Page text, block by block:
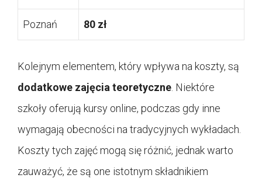
Poznań 80 zł
Kolejnym elementem, który wpływa na koszty, są
dodatkowe zajęcia teoretyczne . Niektóre
szkoły oferują kursy online, podczas gdy inne
wymagają obecności na tradycyjnych wykładach.
Koszty tych zajęć mogą się różnić, jednak warto
zauważyć, że są one istotnym składnikiem